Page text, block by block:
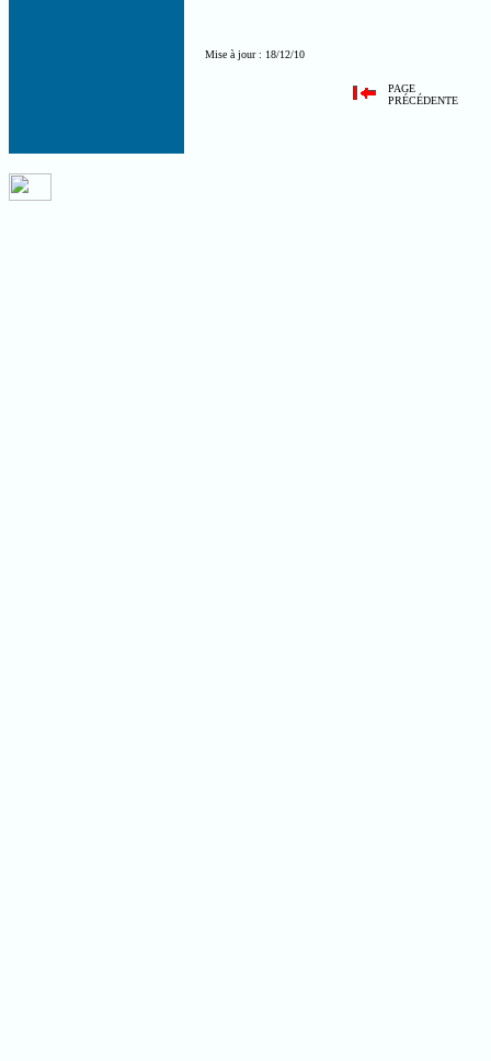
Mise à jour : 18/12/10
PAGE
PRÉCÉDENTE